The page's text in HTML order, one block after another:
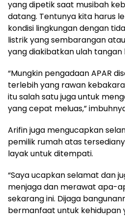
yang dipetik saat musibah
datang. Tentunya kita harus
kondisi lingkungan dengan
listrik yang sembarangan
yang diakibatkan ulah tangan
“Mungkin pengadaan APAR
terlebih yang rawan
itu salah satu juga untuk
yang cepat meluas,”
Arifin juga mengucapkan
pemilik rumah atas
layak untuk ditempati.
“Saya ucapkan selamat dan
menjaga dan merawat apa-
sekarang ini. Dijaga
bermanfaat untuk kehidupan